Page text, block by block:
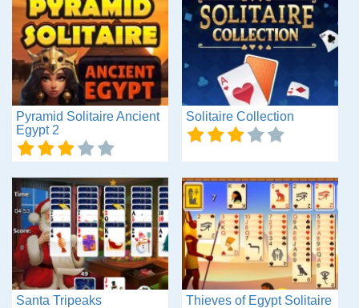
Pyramid Solitaire Ancient
Egypt 2
Solitaire Collection
Santa Tripeaks Thieves of Egypt Solitaire